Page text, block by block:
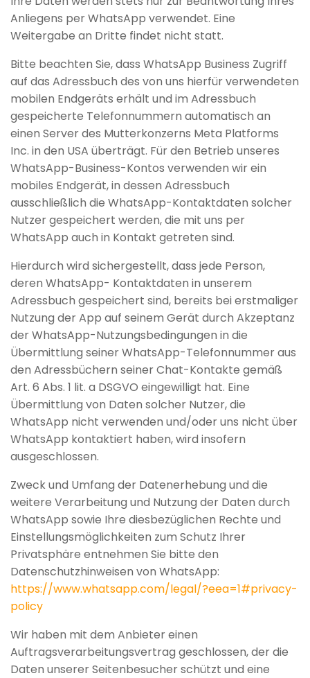
Anliegens per WhatsApp verwendet. Eine
Weitergabe an Dritte findet nicht statt.
Bitte beachten Sie, dass WhatsApp Business Zugriff
auf das Adressbuch des von uns hierfür verwendeten
mobilen Endgeräts erhält und im Adressbuch
gespeicherte Telefonnummern automatisch an
einen Server des Mutterkonzerns Meta Platforms
Inc. in den USA überträgt. Für den Betrieb unseres
WhatsApp-Business-Kontos verwenden wir ein
mobiles Endgerät, in dessen Adressbuch
ausschließlich die WhatsApp-Kontaktdaten solcher
Nutzer gespeichert werden, die mit uns per
WhatsApp auch in Kontakt getreten sind.
Hierdurch wird sichergestellt, dass jede Person,
deren WhatsApp- Kontaktdaten in unserem
Adressbuch gespeichert sind, bereits bei erstmaliger
Nutzung der App auf seinem Gerät durch Akzeptanz
der WhatsApp-Nutzungsbedingungen in die
Übermittlung seiner WhatsApp-Telefonnummer aus
den Adressbüchern seiner Chat-Kontakte gemäß
Art. 6 Abs. 1 lit. a DSGVO eingewilligt hat. Eine
Übermittlung von Daten solcher Nutzer, die
WhatsApp nicht verwenden und/oder uns nicht über
WhatsApp kontaktiert haben, wird insofern
ausgeschlossen.
Zweck und Umfang der Datenerhebung und die
weitere Verarbeitung und Nutzung der Daten durch
WhatsApp sowie Ihre diesbezüglichen Rechte und
Einstellungsmöglichkeiten zum Schutz Ihrer
Privatsphäre entnehmen Sie bitte den
Datenschutzhinweisen von WhatsApp:
https://www.whatsapp.com/legal/?eea=1#privacy-
policy
Wir haben mit dem Anbieter einen
Auftragsverarbeitungsvertrag geschlossen, der die
Daten unserer Seitenbesucher schützt und eine